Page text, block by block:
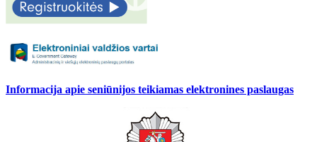
Informacija apie seniūnijos teikiamas elektronines paslaugas